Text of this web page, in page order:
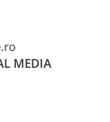
MEDIA